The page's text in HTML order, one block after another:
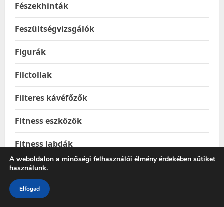
Fészekhinták
Feszültségvizsgálók
Figurák
Filctollak
Filteres kávéfőzők
Fitness eszközök
Fitness labdák
Foci és kézilabdakapuk
Fogasok
A weboldalon a minőségi felhasználói élmény érdekében sütiket
használunk.
Elfogad